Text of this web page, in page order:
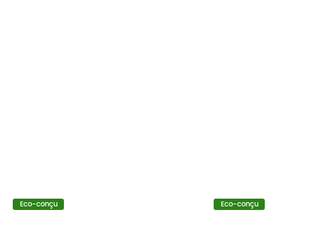
Eco-conçu Eco-conçu